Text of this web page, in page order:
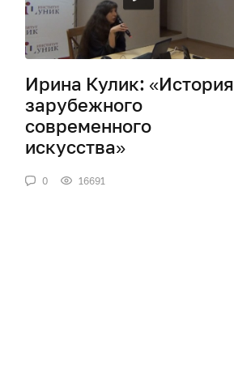
Ирина Кулик: «История
зарубежного
современного
искусства»
0 16691